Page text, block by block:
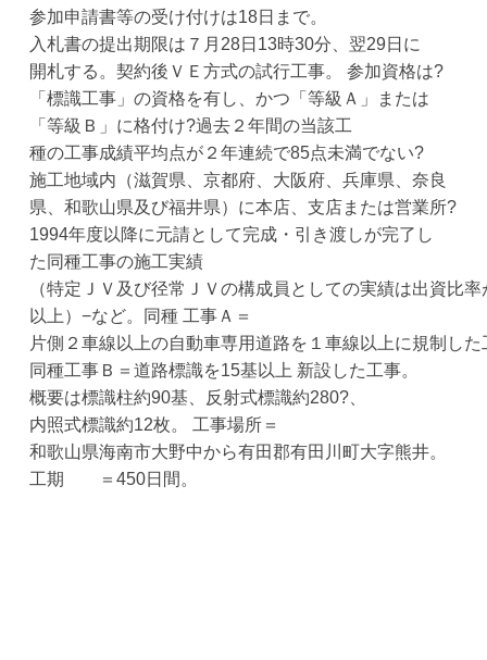
参加申請書等の受け付けは18日まで。
入札書の提出期限は７月28日13時30分、翌29日に
開札する。契約後ＶＥ方式の試行工事。 参加資格は?
「標識工事」の資格を有し、かつ「等級Ａ」または
「等級Ｂ」に格付け?過去２年間の当該工
種の工事成績平均点が２年連続で85点未満でない?
施工地域内（滋賀県、京都府、大阪府、兵庫県、奈良
県、和歌山県及び福井県）に本店、支店または営業所?
1994年度以降に元請として完成・引き渡しが完了し
た同種工事の施工実績
（特定ＪＶ及び径常ＪＶの構成員としての実績は出資比率
以上）−など。同種 工事Ａ＝
片側２車線以上の自動車専用道路を１車線以上に規制した
同種工事Ｂ＝道路標識を15基以上 新設した工事。
概要は標識柱約90基、反射式標識約280?、
内照式標識約12枚。 工事場所＝
和歌山県海南市大野中から有田郡有田川町大字熊井。
工期 ＝450日間。